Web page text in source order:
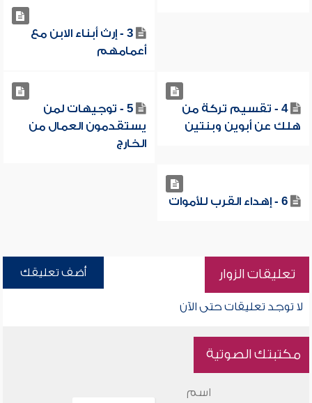
3 - إرث أبناء الابن مع
أعمامهم
4 - تقسيم تركة من
هلك عن أبوين وبنتين
5 - توجيهات لمن
يستقدمون العمال من
الخارج
6 - إهداء القرب للأموات
تعليقات الزوار أضف تعليقك
لا توجد تعليقات حتى الآن
مكتبتك الصوتية
اسم